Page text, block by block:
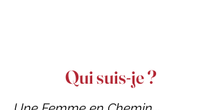
Qui suis-je ?